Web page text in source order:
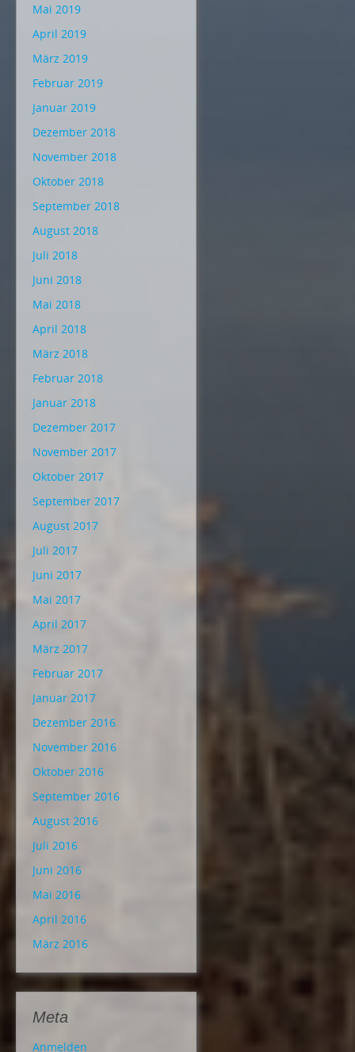
Mai 2019
April 2019
März 2019
Februar 2019
Januar 2019
Dezember 2018
November 2018
Oktober 2018
September 2018
August 2018
Juli 2018
Juni 2018
Mai 2018
April 2018
März 2018
Februar 2018
Januar 2018
Dezember 2017
November 2017
Oktober 2017
September 2017
August 2017
Juli 2017
Juni 2017
Mai 2017
April 2017
März 2017
Februar 2017
Januar 2017
Dezember 2016
November 2016
Oktober 2016
September 2016
August 2016
Juli 2016
Juni 2016
Mai 2016
April 2016
März 2016
Meta
Anmelden